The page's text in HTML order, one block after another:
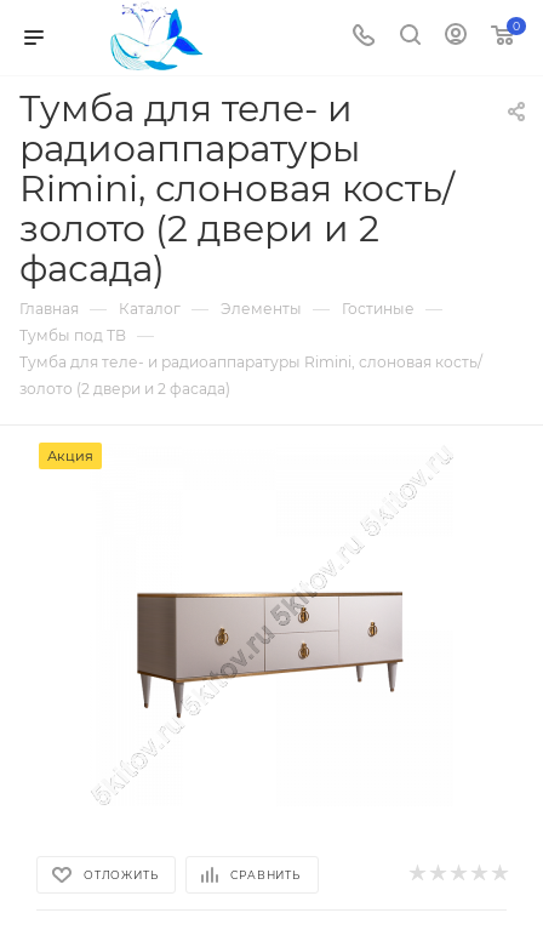
0
Тумба для теле- и
радиоаппаратуры
Rimini, слоновая кость/
золото (2 двери и 2
фасада)
Главная — Каталог — Элементы — Гостиные —
Тумбы под ТВ —
Тумба для теле- и радиоаппаратуры Rimini, слоновая кость/
золото (2 двери и 2 фасада)
Акция
ОТЛОЖИТЬ СРАВНИТЬ